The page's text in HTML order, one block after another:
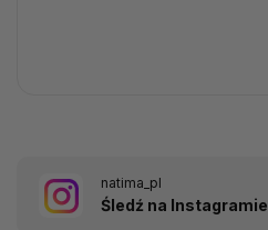
natima_pl
Śledź na Instagramie